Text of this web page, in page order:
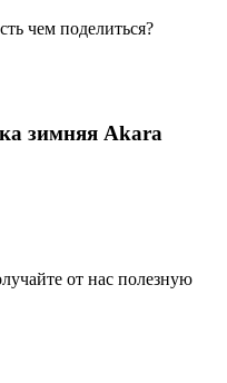
чем поделиться?
зимняя Akara
от нас полезную